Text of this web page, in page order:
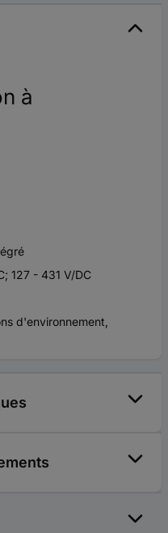
à
127 - 431 V/DC
d'environnement,